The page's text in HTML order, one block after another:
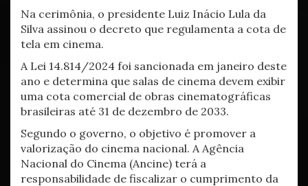
Na cerimônia, o presidente Luiz Inácio Lula da
Silva assinou o decreto que regulamenta a cota de
tela em cinema.
A Lei 14.814/2024 foi sancionada em janeiro deste
ano e determina que salas de cinema devem exibir
uma cota comercial de obras cinematográficas
brasileiras até 31 de dezembro de 2033.
Segundo o governo, o objetivo é promover a
valorização do cinema nacional. A Agência
Nacional do Cinema (Ancine) terá a
responsabilidade de fiscalizar o cumprimento da